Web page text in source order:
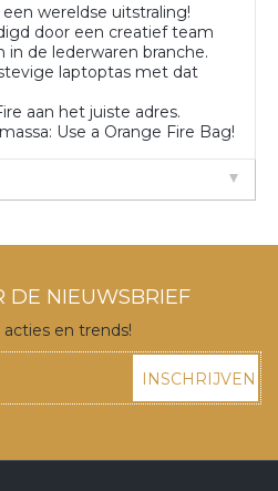
wereldse uitstraling!
door een creatief team
de lederwaren branche.
laptoptas met dat
aan het juiste adres.
Use a Orange Fire Bag!
DE NIEUWSBRIEF
en trends!
INSCHRIJVEN